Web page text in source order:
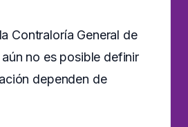
Contraloría General de
no es posible definir
dependen de